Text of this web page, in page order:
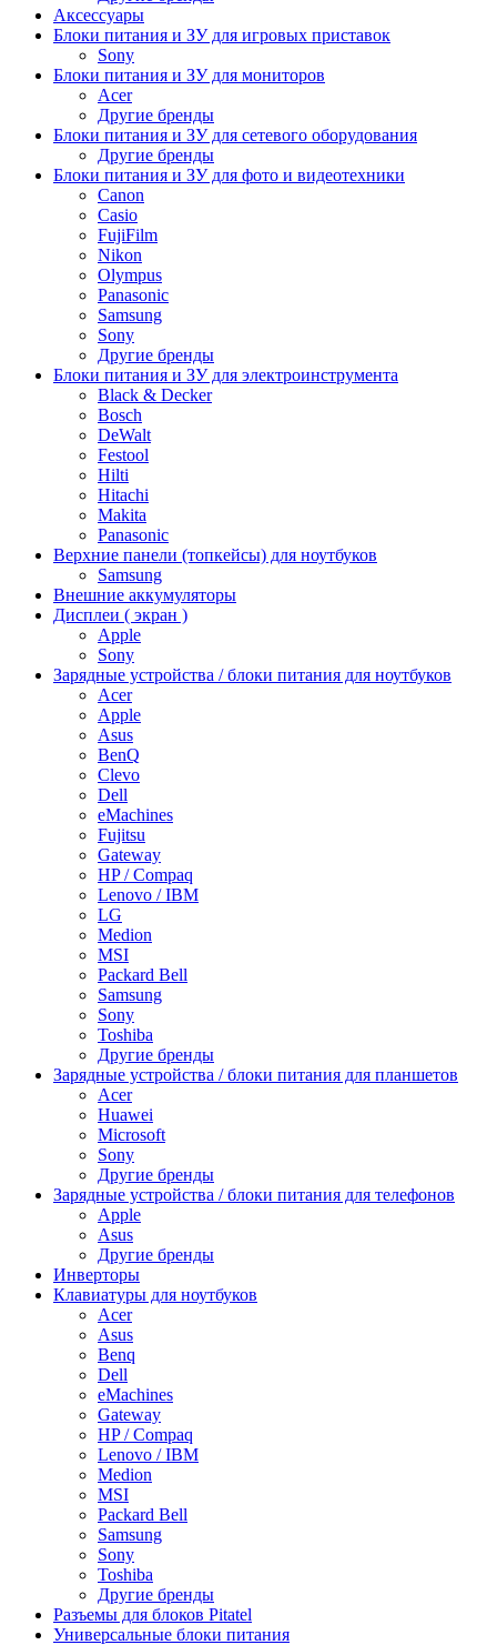
Аксессуары
Блоки питания и ЗУ для игровых приставок
Sony
Блоки питания и ЗУ для мониторов
Acer
Другие бренды
Блоки питания и ЗУ для сетевого оборудования
Другие бренды
Блоки питания и ЗУ для фото и видеотехники
Canon
Casio
FujiFilm
Nikon
Olympus
Panasonic
Samsung
Sony
Другие бренды
Блоки питания и ЗУ для электроинструмента
Black & Decker
Bosch
DeWalt
Festool
Hilti
Hitachi
Makita
Panasonic
Верхние панели (топкейсы) для ноутбуков
Samsung
Внешние аккумуляторы
Дисплеи ( экран )
Apple
Sony
Зарядные устройства / блоки питания для ноутбуков
Acer
Apple
Asus
BenQ
Clevo
Dell
eMachines
Fujitsu
Gateway
HP / Compaq
Lenovo / IBM
LG
Medion
MSI
Packard Bell
Samsung
Sony
Toshiba
Другие бренды
Зарядные устройства / блоки питания для планшетов
Acer
Huawei
Microsoft
Sony
Другие бренды
Зарядные устройства / блоки питания для телефонов
Apple
Asus
Другие бренды
Инверторы
Клавиатуры для ноутбуков
Acer
Asus
Benq
Dell
eMachines
Gateway
HP / Compaq
Lenovo / IBM
Medion
MSI
Packard Bell
Samsung
Sony
Toshiba
Другие бренды
Разъемы для блоков Pitatel
Универсальные блоки питания